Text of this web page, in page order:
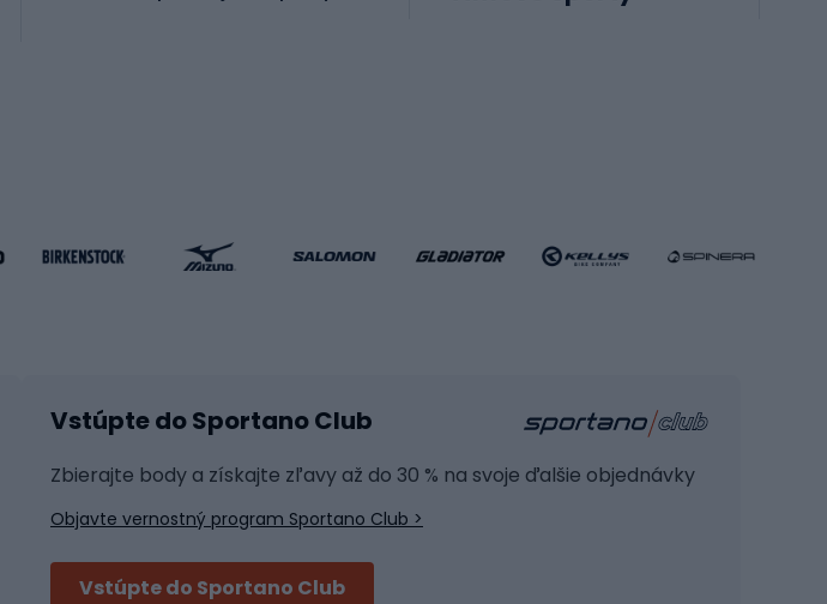
Inline korčule
Raketové športy
Badminton
Stolný tenis
Basketbalové oblečenie
Posilňovacie zariadenie
Vstúpte do Sportano Club
Zbierajte body a získajte zľavy až do 30 % na svoje ďalšie objednávky
Objavte vernostný program Sportano Club >
Vstúpte do Sportano Club